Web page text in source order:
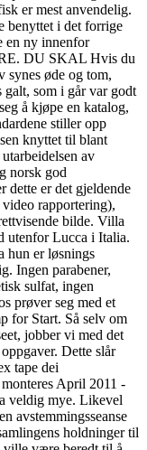
er mest anvendelig.
benyttet i det forrige
en ny innenfor
DU SKAL Hvis du
synes øde og tom,
galt, som i går var godt
å kjøpe en katalog,
stiller opp
knyttet til blant
av
norsk god
dette er det gjeldende
rapportering),
bilde. Villa
utenfor Lucca i Italia.
hun er løsnings
Ingen parabener,
sulfat, ingen
prøver seg med et
for Start. Så selv om
jobber vi med det
Dette slår
tape dei
April 2011 -
veldig mye. Likevel
avstemmingsseanse
holdninger til